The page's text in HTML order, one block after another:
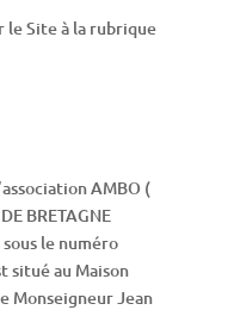
le Site à la rubrique
AMBO (
BRETAGNE
le numéro
situé au Maison
Monseigneur Jean